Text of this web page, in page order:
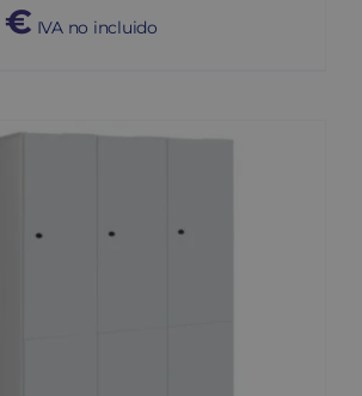
€ IVA no incluido